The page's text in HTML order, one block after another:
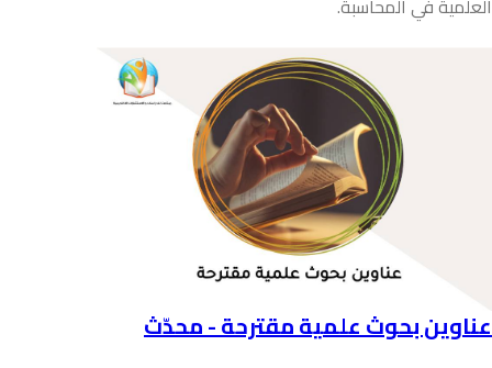
عناوين بحوث علمية مقترحة - محدّث